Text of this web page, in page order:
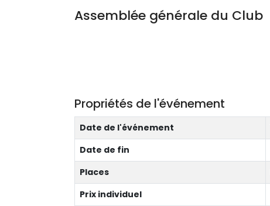
Assemblée générale du Club
Propriétés de l'événement
Date de l'événement
Date de fin
Places
Prix individuel